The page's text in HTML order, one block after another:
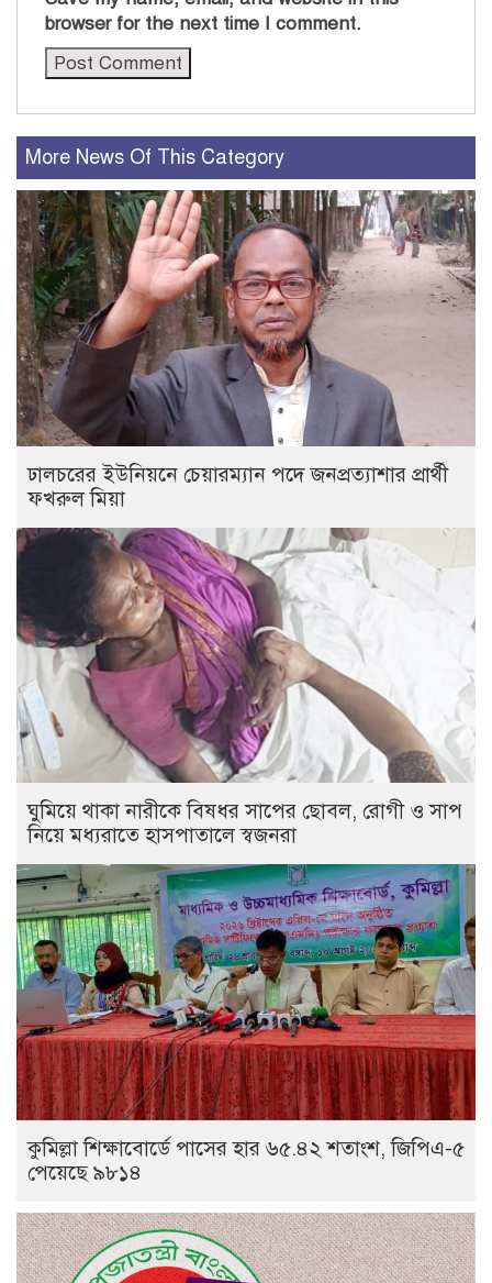
browser for the next time I comment.
More News Of This Category
ঢালচরের ইউনিয়নে চেয়ারম্যান পদে জনপ্রত্যাশার প্রার্থী
ফখরুল মিয়া
ঘুমিয়ে থাকা নারীকে বিষধর সাপের ছোবল, রোগী ও সাপ
নিয়ে মধ্যরাতে হাসপাতালে স্বজনরা
কুমিল্লা শিক্ষাবোর্ডে পাসের হার ৬৫.৪২ শতাংশ, জিপিএ-৫
পেয়েছে ৯৮১৪